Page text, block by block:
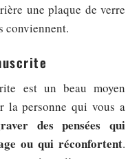
une plaque de verre
conviennent.
est un beau moyen
la personne qui vous a
des pensées qui
ou qui réconfortent.